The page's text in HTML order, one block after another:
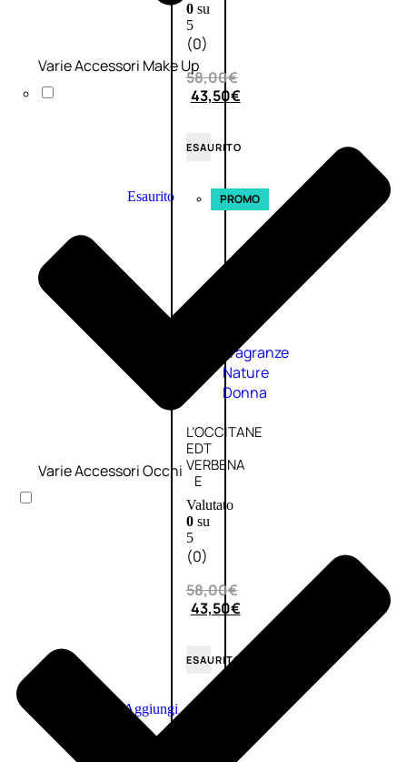
0su
5
(0)
58,00€
43,50€
ESAURITO
Esaurito PROMO
Fragranze
Nature
Donna
L’OCCITANE
EDT
VERBENA
E
Valutato
0su
5
(0)
58,00€
43,50€
ESAURITO
Aggiungi
Varie Accessori Make Up
Varie Accessori Occhi